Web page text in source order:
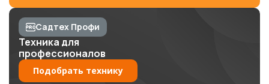
Садтех Профи
Техника для
профессионалов
Подобрать технику